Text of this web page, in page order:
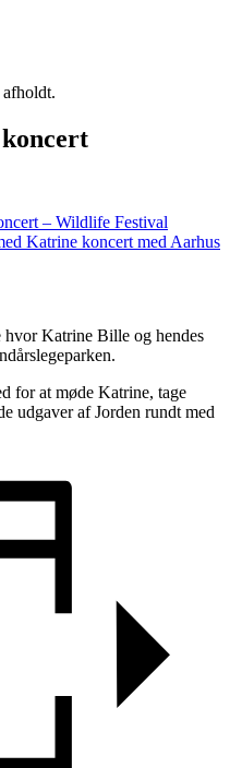
afholdt.
– Wildlife Festival
Katrine koncert med Aarhus
Katrine Bille og hendes
for at møde Katrine, tage
udgaver af Jorden rundt med